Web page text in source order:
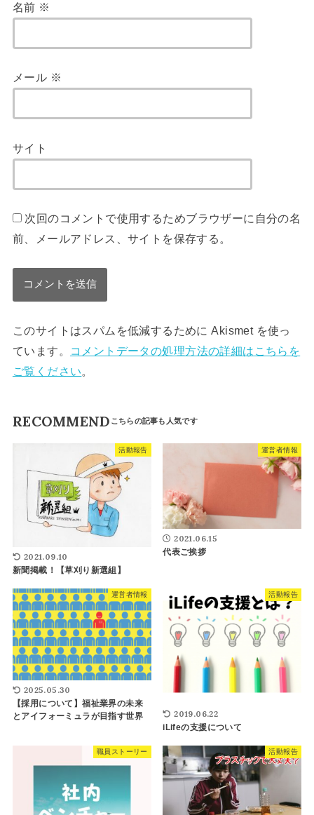
名前 ※
メール ※
サイト
次回のコメントで使用するためブラウザーに自分の名
前、メールアドレス、サイトを保存する。
このサイトはスパムを低減するために Akismet を使っ
ています。
コメントデータの処理方法の詳細はこちらを
ご覧ください
RECOMMEND
活動報告
2021.09.10
新聞掲載！【草刈り新選組】
運営者情報
2021.06.15
代表ご挨拶
運営者情報
2025.05.30
【採用について】福祉業界の未来
とアイフォーミュラが目指す世界
活動報告
2019.06.22
iLifeの支援について
職員ストーリー 活動報告